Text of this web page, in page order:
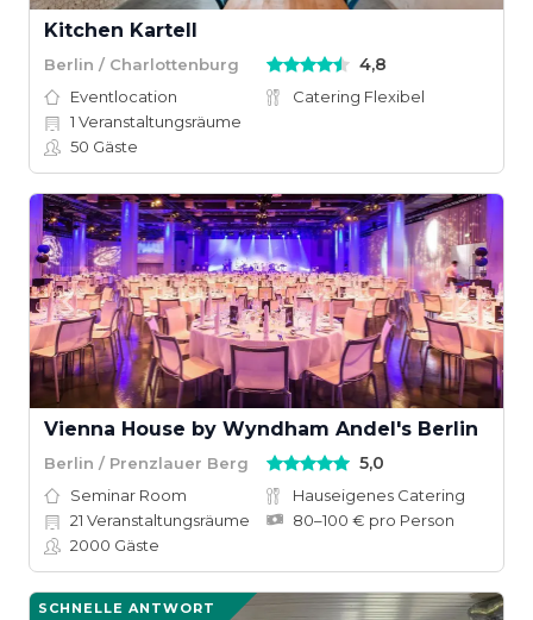
Kitchen Kartell
Berlin / Charlottenburg 4,8
Eventlocation
Catering Flexibel
1 Veranstaltungsräume
50 Gäste
Vienna House by Wyndham Andel's Berlin
Berlin / Prenzlauer Berg 5,0
Seminar Room
Hauseigenes Catering
21 Veranstaltungsräume
80–100 € pro Person
2000 Gäste
SCHNELLE ANTWORT